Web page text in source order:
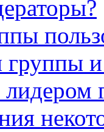
группы
лидером